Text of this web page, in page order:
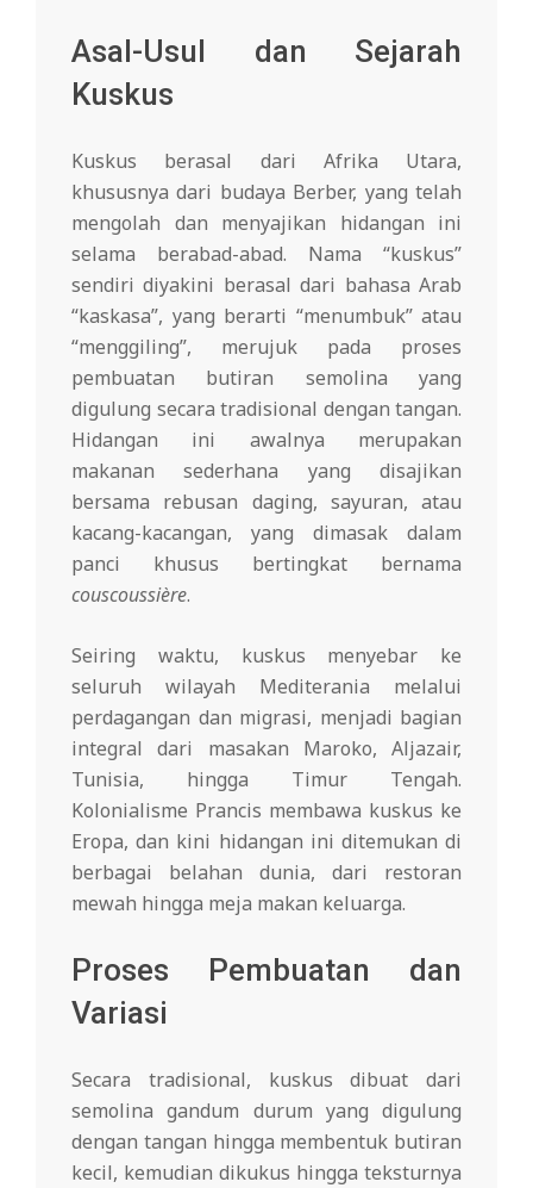
Asal-Usul dan Sejarah
Kuskus
Kuskus berasal dari Afrika Utara,
khususnya dari budaya Berber, yang telah
mengolah dan menyajikan hidangan ini
selama berabad-abad. Nama “kuskus”
sendiri diyakini berasal dari bahasa Arab
“kaskasa”, yang berarti “menumbuk” atau
“menggiling”, merujuk pada proses
pembuatan butiran semolina yang
digulung secara tradisional dengan tangan.
Hidangan ini awalnya merupakan
makanan sederhana yang disajikan
bersama rebusan daging, sayuran, atau
kacang-kacangan, yang dimasak dalam
panci khusus bertingkat bernama
couscoussière.
Seiring waktu, kuskus menyebar ke
seluruh wilayah Mediterania melalui
perdagangan dan migrasi, menjadi bagian
integral dari masakan Maroko, Aljazair,
Tunisia, hingga Timur Tengah.
Kolonialisme Prancis membawa kuskus ke
Eropa, dan kini hidangan ini ditemukan di
berbagai belahan dunia, dari restoran
mewah hingga meja makan keluarga.
Proses Pembuatan dan
Variasi
Secara tradisional, kuskus dibuat dari
semolina gandum durum yang digulung
dengan tangan hingga membentuk butiran
kecil, kemudian dikukus hingga teksturnya